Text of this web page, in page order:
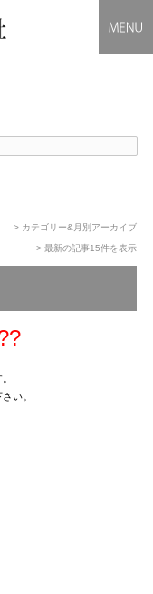
> カテゴリー&月別アーカイブ
> 最新の記事15件を表示
い。